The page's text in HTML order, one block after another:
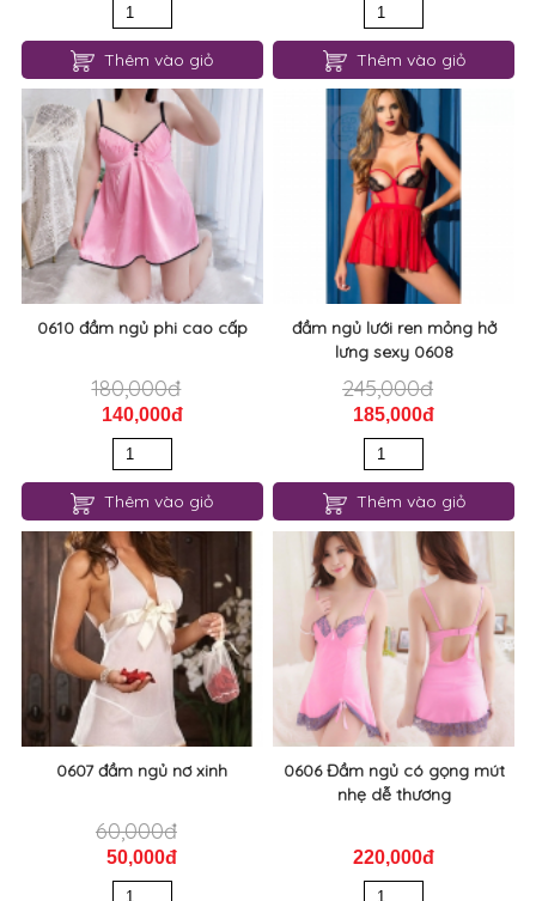
0612 đầm ngủ lưới sexy
80,000đ
60,000đ
Thêm vào giỏ
0611 đầm ngủ hai dây gợi cảm
150,000đ
120,000đ
Thêm vào giỏ
0610 đầm ngủ phi cao cấp
180,000đ
140,000đ
Thêm vào giỏ
đầm ngủ lưới ren mỏng hở
lưng sexy 0608
245,000đ
185,000đ
Thêm vào giỏ